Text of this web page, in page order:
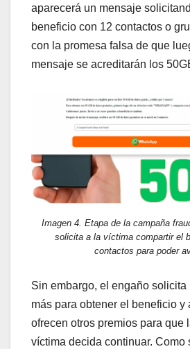
aparecerá un mensaje
beneficio con 12 contactos o
con la promesa falsa de que
mensaje se acreditarán los
Imagen 4. Etapa de la campaña
solicita a la víctima compartir el
contactos para poder
Sin embargo, el engaño
más para obtener el beneficio y
ofrecen otros premios para que
víctima decida continuar. Como